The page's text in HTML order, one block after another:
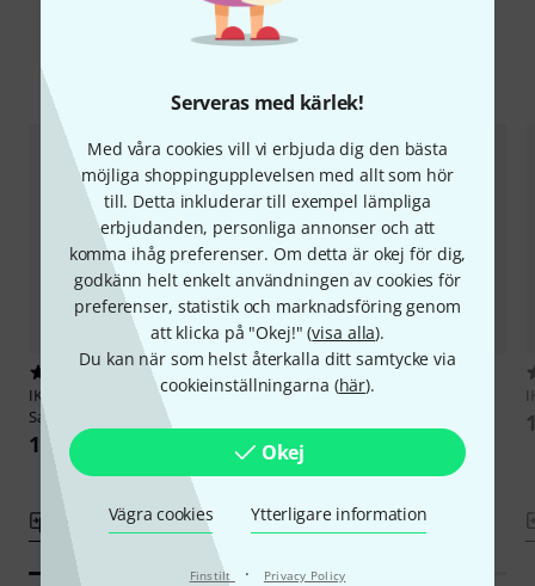
Serveras med kärlek!
Med våra cookies vill vi erbjuda dig den bästa
möjliga shoppingupplevelsen med allt som hör
till. Detta inkluderar till exempel lämpliga
erbjudanden, personliga annonser och att
komma ihåg preferenser. Om detta är okej för dig,
godkänn helt enkelt användningen av cookies för
preferenser, statistik och marknadsföring genom
att klicka på "Okej!" (visa alla).
Du kan när som helst återkalla ditt samtycke via
cookieinställningarna (här).
Okej
Vägra cookies Ytterligare information
Finstilt · Privacy Policy
IK Multimedia
TONEX Joe
Satriani Amp Vault
1 285 kr
Jämför
IK Multimedia
1 285 kr
Jämför